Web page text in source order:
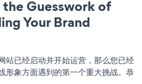
the Guesswork of
Your Brand
已经启动并开始运营，那么您已经
形象方面遇到的第一个重大挑战。恭